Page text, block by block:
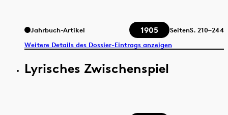
Jahrbuch-Artikel 1905 SeitenS. 210–244
Weitere Details des Dossier-Eintrags anzeigen
Lyrisches Zwischenspiel